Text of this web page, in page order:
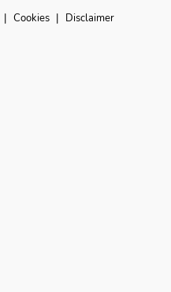
| Cookies | Disclaimer